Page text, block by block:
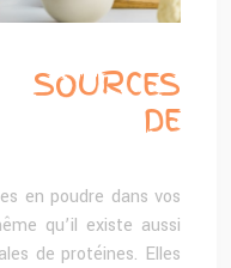
DE
en poudre dans vos
qu’il existe aussi
de protéines. Elles